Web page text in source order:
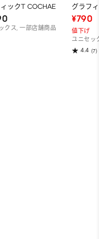
ックT COCHAE
クス, 一部店舗商品
グラフ
¥790
値下げ
ユニセッ
4.4 (7)